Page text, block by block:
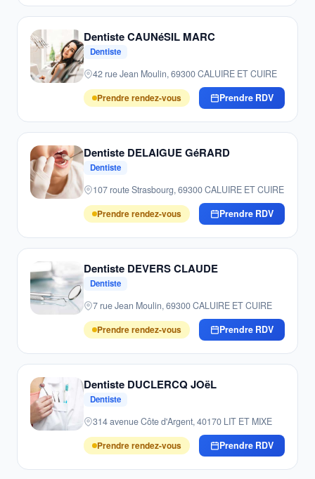
Dentiste CAUNéSIL MARC
Dentiste
42 rue Jean Moulin, 69300 CALUIRE ET CUIRE
Prendre rendez-vous
Prendre RDV
Dentiste DELAIGUE GéRARD
Dentiste
107 route Strasbourg, 69300 CALUIRE ET CUIRE
Prendre rendez-vous
Prendre RDV
Dentiste DEVERS CLAUDE
Dentiste
7 rue Jean Moulin, 69300 CALUIRE ET CUIRE
Prendre rendez-vous
Prendre RDV
Dentiste DUCLERCQ JOëL
Dentiste
314 avenue Côte d'Argent, 40170 LIT ET MIXE
Prendre rendez-vous
Prendre RDV